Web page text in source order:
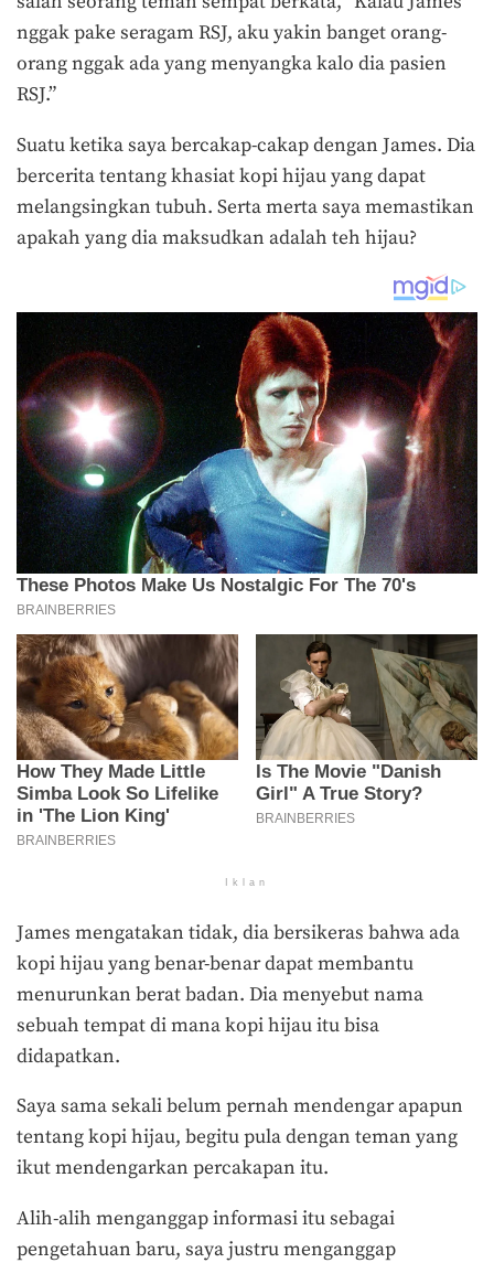
nggak pake seragam RSJ, aku yakin banget orang-
orang nggak ada yang menyangka kalo dia pasien
RSJ.”
Suatu ketika saya bercakap-cakap dengan James. Dia
bercerita tentang khasiat kopi hijau yang dapat
melangsingkan tubuh. Serta merta saya memastikan
apakah yang dia maksudkan adalah teh hijau?
Iklan
James mengatakan tidak, dia bersikeras bahwa ada
kopi hijau yang benar-benar dapat membantu
menurunkan berat badan. Dia menyebut nama
sebuah tempat di mana kopi hijau itu bisa
didapatkan.
Saya sama sekali belum pernah mendengar apapun
tentang kopi hijau, begitu pula dengan teman yang
ikut mendengarkan percakapan itu.
Alih-alih menganggap informasi itu sebagai
pengetahuan baru, saya justru menganggap